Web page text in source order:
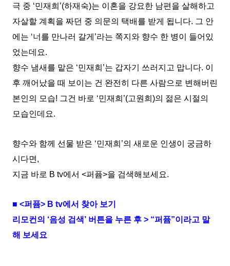
극 중 ‘민재희’(하재숙)는 이혼을 강요한 남편을 살해하고
자살할 계획을 짜던 중 의문의 택배를 받게 됩니다. 그 안
에는 ‘너를 만나러 갈게’라는 쪽지와 향수 한 병이 들어있
었는데요.
향수 냄새를 맡은 ‘민재희’는 갑자기 쓰러지고 맙니다. 이
후 깨어났을 때 보이는 건 완전히 다른 사람으로 변해버린
본인의 모습! 그건 바로 ‘민재희’(고원희)의 젊은 시절의
모습인데요.
향수와 함께 선물 받은 ‘민재희’의 새로운 인생이 궁금하
시다면,
지금 바로 B tv에서 <퍼퓸>을 검색해보세요.
■ <퍼퓸> B tv에서 찾아 보기
리모컨의 ‘음성 검색’ 버튼을 누른 후 > “퍼퓸”이라고 말
해 보세요